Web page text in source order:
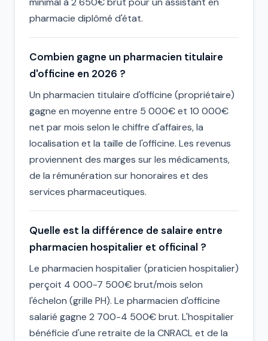
pharmacie diplômé d'état.
Combien gagne un pharmacien titulaire
d'officine en 2026 ?
Un pharmacien titulaire d'officine (propriétaire)
gagne en moyenne entre 5 000€ et 10 000€
net par mois selon le chiffre d'affaires, la
localisation et la taille de l'officine. Les revenus
proviennent des marges sur les médicaments,
de la rémunération sur honoraires et des
services pharmaceutiques.
Quelle est la différence de salaire entre
pharmacien hospitalier et officinal ?
Le pharmacien hospitalier (praticien hospitalier)
perçoit 4 000-7 500€ brut/mois selon
l'échelon (grille PH). Le pharmacien d'officine
salarié gagne 2 700-4 500€ brut. L'hospitalier
bénéficie d'une retraite de la CNRACL et de la